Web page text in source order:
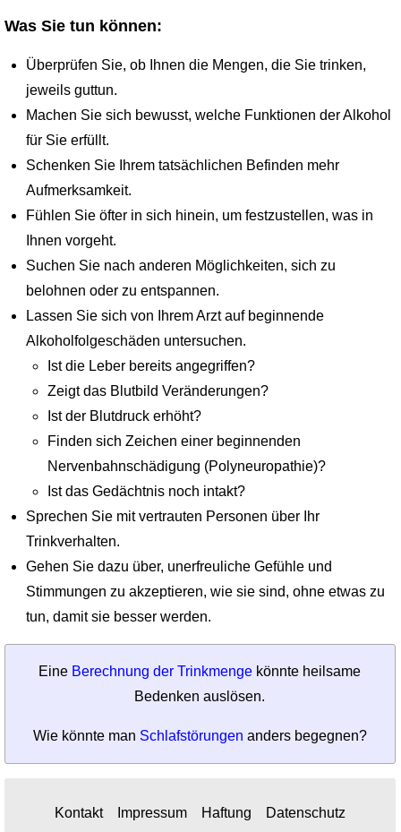
Was Sie tun können:
Überprüfen Sie, ob Ihnen die Mengen, die Sie trinken,
jeweils guttun.
Machen Sie sich bewusst, welche Funktionen der Alkohol
für Sie erfüllt.
Schenken Sie Ihrem tatsächlichen Befinden mehr
Aufmerksamkeit.
Fühlen Sie öfter in sich hinein, um festzustellen, was in
Ihnen vorgeht.
Suchen Sie nach anderen Möglichkeiten, sich zu
belohnen oder zu entspannen.
Lassen Sie sich von Ihrem Arzt auf beginnende
Alkoholfolgeschäden untersuchen.
Ist die Leber bereits angegriffen?
Zeigt das Blutbild Veränderungen?
Ist der Blutdruck erhöht?
Finden sich Zeichen einer beginnenden
Nervenbahnschädigung (Polyneuropathie)?
Ist das Gedächtnis noch intakt?
Sprechen Sie mit vertrauten Personen über Ihr
Trinkverhalten.
Gehen Sie dazu über, unerfreuliche Gefühle und
Stimmungen zu akzeptieren, wie sie sind, ohne etwas zu
tun, damit sie besser werden.
Eine Berechnung der Trinkmenge könnte heilsame
Bedenken auslösen.
Wie könnte man Schlafstörungen anders begegnen?
Kontakt Impressum Haftung Datenschutz